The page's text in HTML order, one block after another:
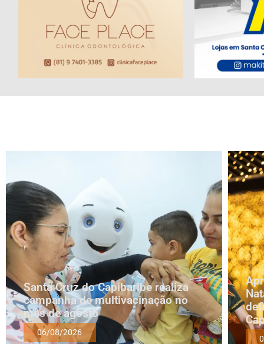
Santa Cruz do Capibaribe realiza
campanha de multivacinação no
mês de agosto
06/08/2026